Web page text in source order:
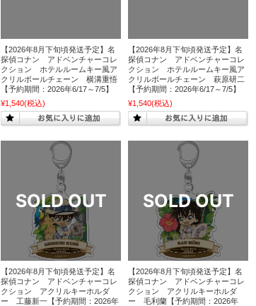
【2026年8月下旬頃発送予定】名
探偵コナン アドベンチャーコレ
クション ホテルルームキー風ア
クリルボールチェーン 横溝重悟
【予約期間：2026年6/17～7/5】
¥1,540(税込)
【2026年8月下旬頃発送予定】名
探偵コナン アドベンチャーコレ
クション ホテルルームキー風ア
クリルボールチェーン 萩原研二
【予約期間：2026年6/17～7/5】
¥1,540(税込)
【2026年8月下旬頃発送予定】名
探偵コナン アドベンチャーコレ
クション アクリルキーホルダ
ー 工藤新一【予約期間：2026年
【2026年8月下旬頃発送予定】名
探偵コナン アドベンチャーコレ
クション アクリルキーホルダ
ー 毛利蘭【予約期間：2026年